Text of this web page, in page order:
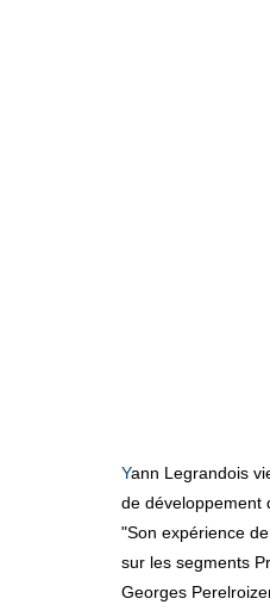
Yann Legrandois vient épauler Georges Perelroizen, président de Hyline Building Systems France en tant que Directeur Général Adjoint pour consolider et accélérer la dynamique
de développement
"Son expérience
sur les segments
Georges